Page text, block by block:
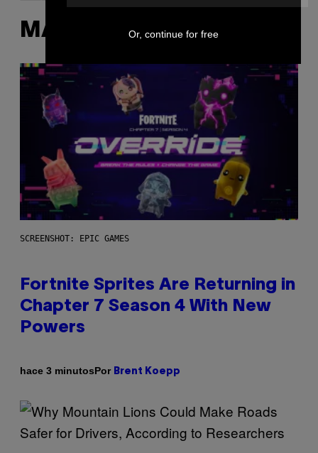
MÁS DE LO MISMO
SCREENSHOT: EPIC GAMES
Fortnite Sprites Are Returning in
Chapter 7 Season 4 With New
Powers
hace 3 minutosPor Brent Koepp
Or, continue for free